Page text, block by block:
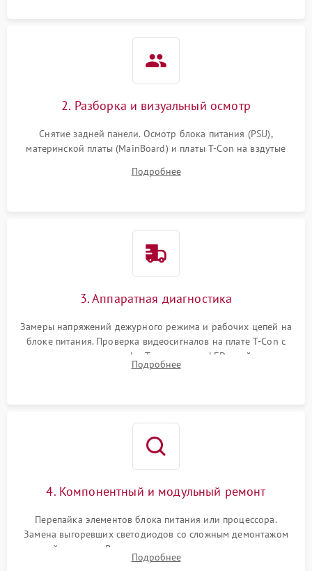
2. Разборка и визуальный осмотр
Снятие задней панели. Осмотр блока питания (PSU),
материнской платы (MainBoard) и платы T-Con на вздутые
Проверка надежности фиксации и целостности шлейфов.
Подробнее
3. Аппаратная диагностика
Замеры напряжений дежурного режима и рабочих цепей на
блоке питания. Проверка видеосигналов на плате T-Con с
помощью осциллографа. Тестирование LED-драйвера и
светодиодных планок подсветки мультиметром.
Подробнее
4. Компонентный и модульный ремонт
Перепайка элементов блока питания или процессора.
Замена выгоревших светодиодов со сложным демонтажом
хрупкой матрицы. Восстановление поврежденных дорожек,
прошивка микросхем памяти EEPROM
Подробнее